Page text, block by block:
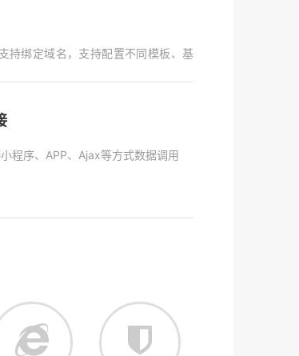
持绑定域名，支持配置不同模板、基
程序、APP、Ajax等方式数据调用